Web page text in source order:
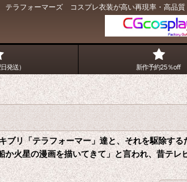
ラフォーマーズ コスプレ衣装が高い再現率・高品質
発送） 新作予約25％off
ブリ「テラフォーマー」達と、それを駆除す
火星の漫画を描いてきて」と言われ、昔テ